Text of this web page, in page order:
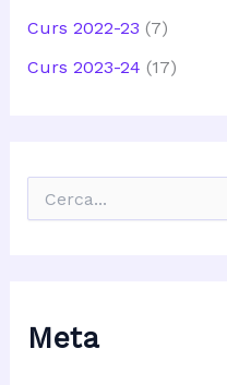
Curs 2022-23 (7)
Curs 2023-24 (17)
Meta